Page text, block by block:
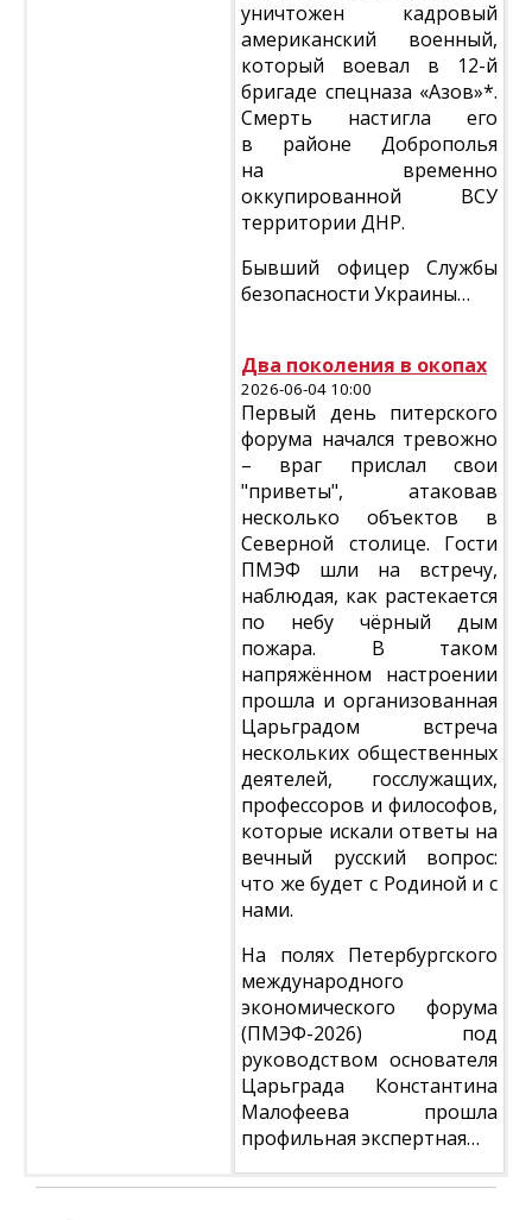
уничтожен кадровый
американский военный,
который воевал в 12-й
бригаде спецназа «Азов»*.
Смерть настигла его
в районе Доброполья
на временно
оккупированной ВСУ
территории ДНР.
Бывший офицер Службы
безопасности Украины…
Два поколения в окопах
2026-06-04 10:00
Первый день питерского
форума начался тревожно
– враг прислал свои
"приветы", атаковав
несколько объектов в
Северной столице. Гости
ПМЭФ шли на встречу,
наблюдая, как растекается
по небу чёрный дым
пожара. В таком
напряжённом настроении
прошла и организованная
Царьградом встреча
нескольких общественных
деятелей, госслужащих,
профессоров и философов,
которые искали ответы на
вечный русский вопрос:
что же будет с Родиной и с
нами.
На полях Петербургского
международного
экономического форума
(ПМЭФ-2026) под
руководством основателя
Царьграда Константина
Малофеева прошла
профильная экспертная…